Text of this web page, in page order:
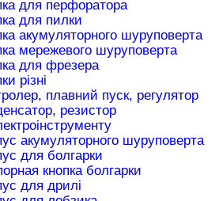
для перфоратора
для пилки
акумуляторного шуруповерта
мережевого шуруповерта
для фрезера
різні
плавний пуск, регулятор
резистор
акумуляторного шуруповерта
для болгарки
кнопка болгарки
для дрилі